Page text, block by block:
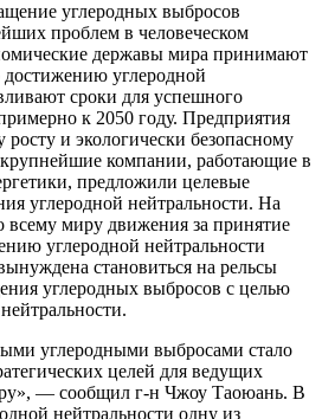
углеродных выбросов
проблем в человеческом
державы мира принимают
достижению углеродной
сроки для успешного
к 2050 году. Предприятия
росту и экологически безопасному
компании, работающие в
предложили целевые
углеродной нейтральности. На
всему миру движения за принятие
углеродной нейтральности
становиться на рельсы
углеродных выбросов с целью
углеродными выбросами стало
целей для ведущих
— сообщил г-н Чжоу Таоюань. В
нейтральности одну из